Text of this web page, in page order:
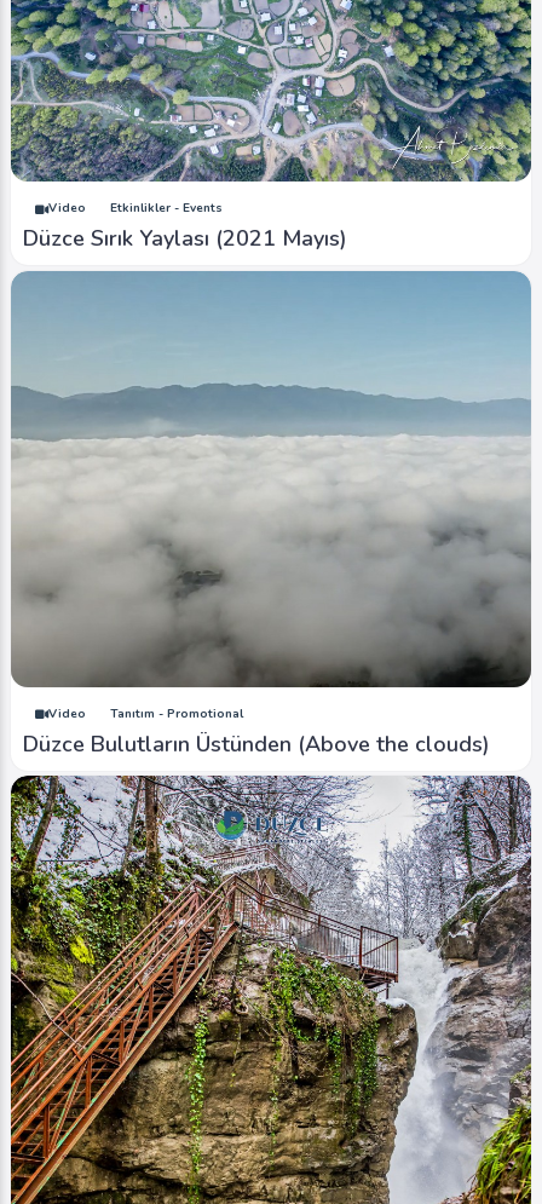
Video Etkinlikler - Events
Düzce Sırık Yaylası (2021 Mayıs)
Video Tanıtım - Promotional
Düzce Bulutların Üstünden (Above the clouds)